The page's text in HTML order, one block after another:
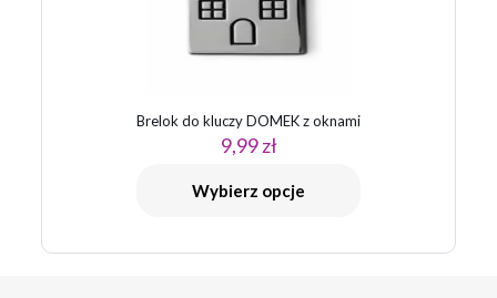
Brelok do kluczy DOMEK z oknami
9,99zł
Wybierz opcje